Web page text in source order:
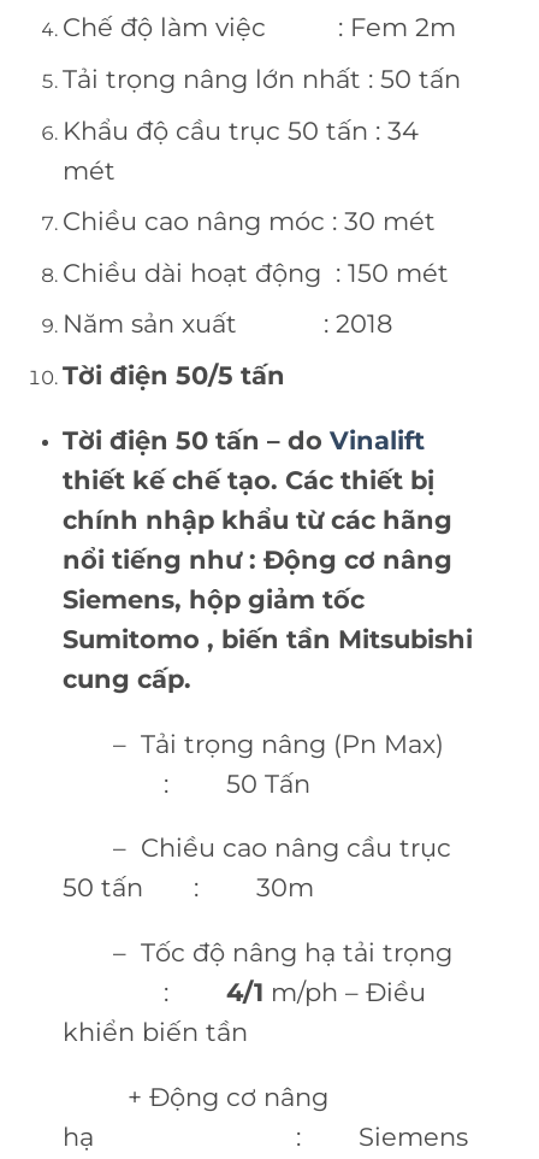
Chế độ làm việc : Fem 2m
Tải trọng nâng lớn nhất : 50 tấn
Khẩu độ cầu trục 50 tấn : 34
mét
Chiều cao nâng móc : 30 mét
Chiều dài hoạt động : 150 mét
Năm sản xuất : 2018
Tời điện 50/5 tấn
Tời điện 50 tấn – do Vinalift
thiết kế chế tạo. Các thiết bị
chính nhập khẩu từ các hãng
nổi tiếng như : Động cơ nâng
Siemens, hộp giảm tốc
Sumitomo , biến tần Mitsubishi
cung cấp.
– Tải trọng nâng (Pn Max)
: 50 Tấn
– Chiều cao nâng cầu trục
50 tấn : 30m
– Tốc độ nâng hạ tải trọng
: 4/1 m/ph – Điều
khiển biến tần
+ Động cơ nâng
hạ : Siemens